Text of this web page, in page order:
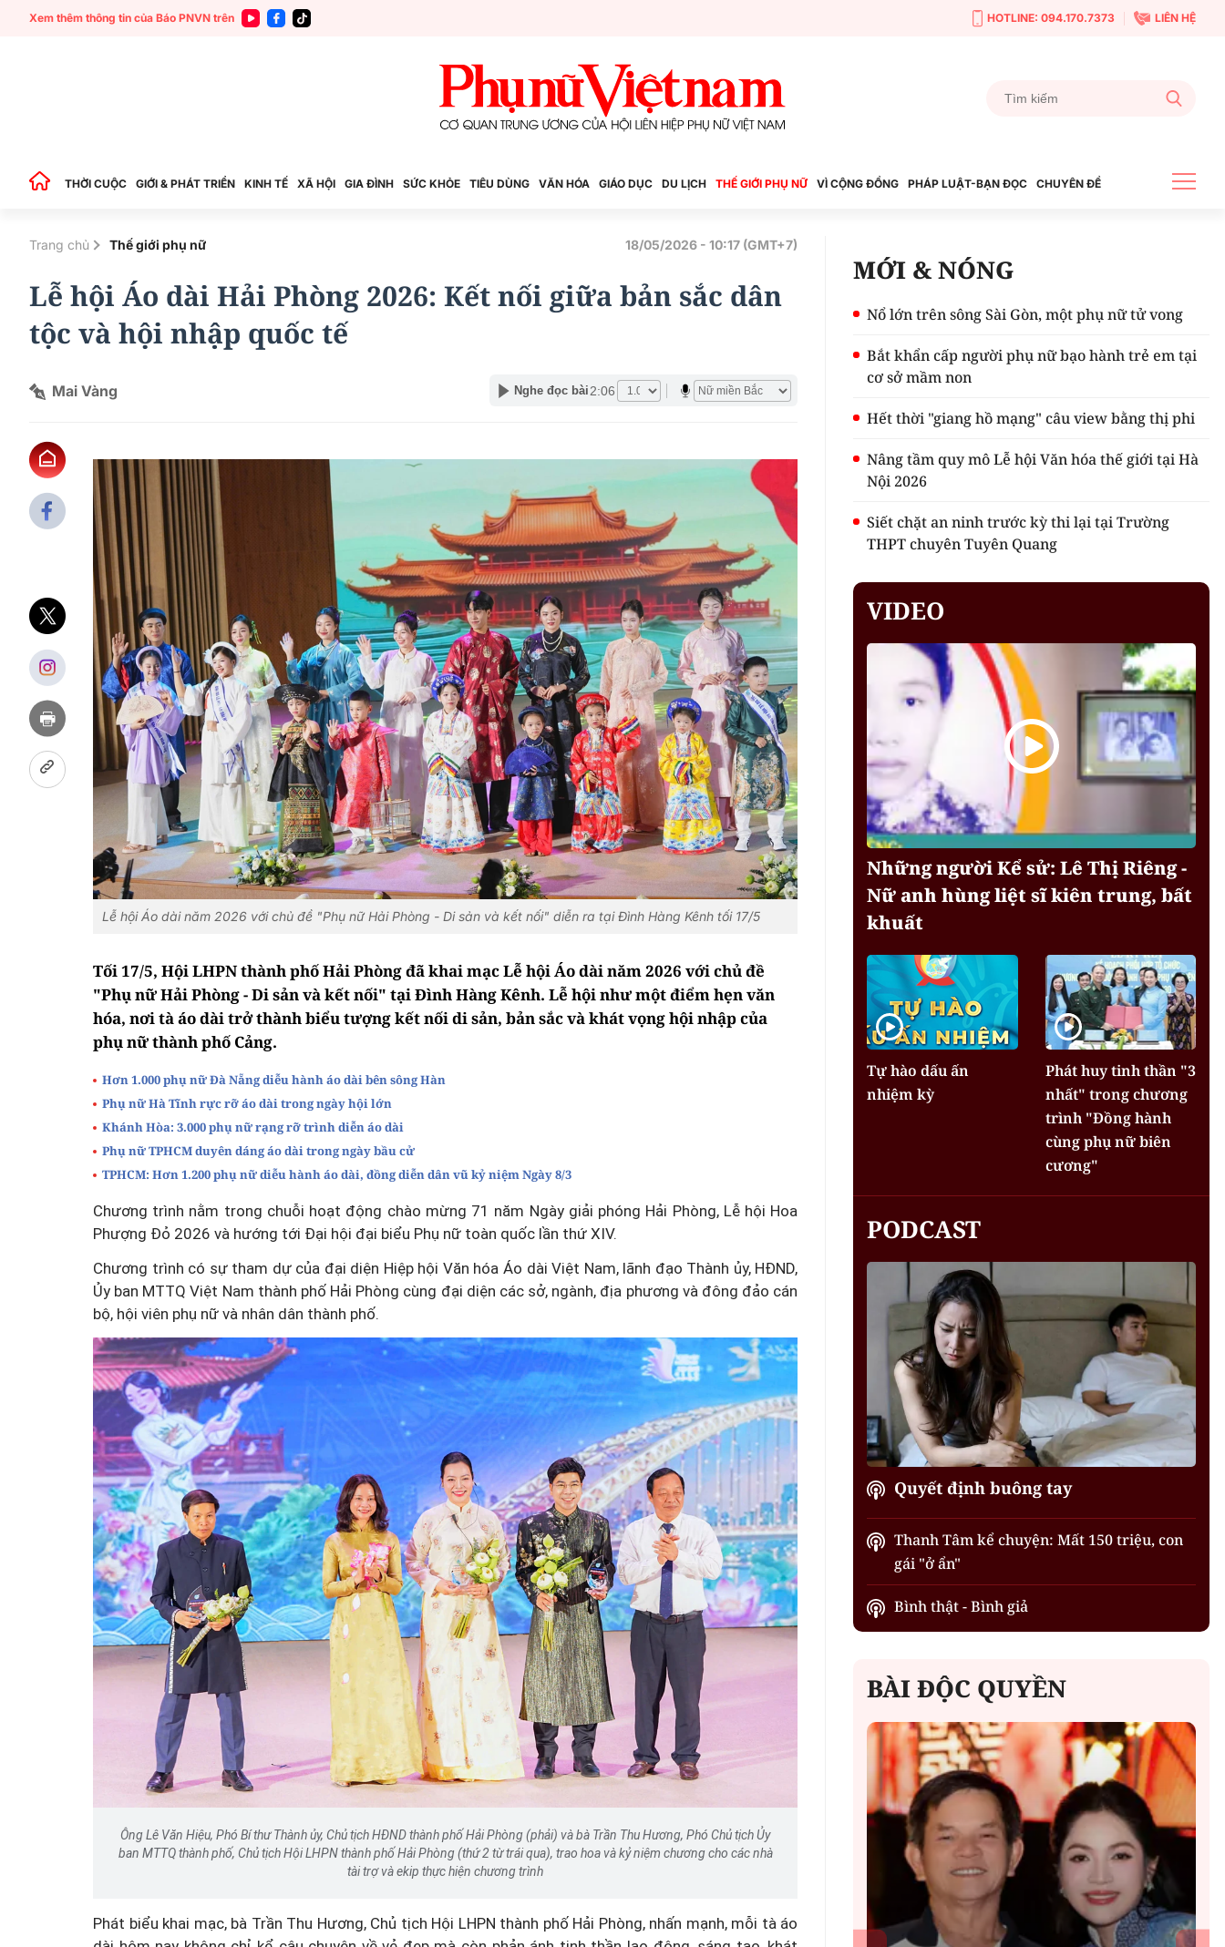
Xem thêm thông tin của Báo PNVN trên HOTLINE: 094.170.7373 LIÊN HỆ
THỜI CUỘC GIỚI & PHÁT TRIỂN KINH TẾ XÃ HỘI GIA ĐÌNH SỨC KHỎE TIÊU DÙNG VĂN HÓA GIÁO DỤC DU LỊCH THẾ GIỚI PHỤ NỮ VÌ CỘNG ĐỒNG PHÁP LUẬT-BẠN ĐỌC CHUYÊN ĐỀ
Trang chủ Thế giới phụ nữ 18/05/2026 - 10:17 (GMT+7)
Lễ hội Áo dài Hải Phòng 2026: Kết nối giữa bản sắc dân
tộc và hội nhập quốc tế
Mai Vàng Nghe đọc bài 2:06
Lễ hội Áo dài năm 2026 với chủ đề "Phụ nữ Hải Phòng - Di sản và kết nối" diễn ra tại Đình Hàng Kênh tối 17/5
Tối 17/5, Hội LHPN thành phố Hải Phòng đã khai mạc Lễ hội Áo dài năm 2026 với chủ đề
"Phụ nữ Hải Phòng - Di sản và kết nối" tại Đình Hàng Kênh. Lễ hội như một điểm hẹn văn
hóa, nơi tà áo dài trở thành biểu tượng kết nối di sản, bản sắc và khát vọng hội nhập của
phụ nữ thành phố Cảng.
Hơn 1.000 phụ nữ Đà Nẵng diễu hành áo dài bên sông Hàn
Phụ nữ Hà Tĩnh rực rỡ áo dài trong ngày hội lớn
Khánh Hòa: 3.000 phụ nữ rạng rỡ trình diễn áo dài
Phụ nữ TPHCM duyên dáng áo dài trong ngày bầu cử
TPHCM: Hơn 1.200 phụ nữ diễu hành áo dài, đồng diễn dân vũ kỷ niệm Ngày 8/3
Chương trình nằm trong chuỗi hoạt động chào mừng 71 năm Ngày giải phóng Hải Phòng, Lễ hội Hoa
Phượng Đỏ 2026 và hướng tới Đại hội đại biểu Phụ nữ toàn quốc lần thứ XIV.
Chương trình có sự tham dự của đại diện Hiệp hội Văn hóa Áo dài Việt Nam, lãnh đạo Thành ủy, HĐND,
Ủy ban MTTQ Việt Nam thành phố Hải Phòng cùng đại diện các sở, ngành, địa phương và đông đảo cán
bộ, hội viên phụ nữ và nhân dân thành phố.
Ông Lê Văn Hiệu, Phó Bí thư Thành ủy, Chủ tịch HĐND thành phố Hải Phòng (phải) và bà Trần Thu Hương, Phó Chủ tịch Ủy
ban MTTQ thành phố, Chủ tịch Hội LHPN thành phố Hải Phòng (thứ 2 từ trái qua), trao hoa và kỷ niệm chương cho các nhà
tài trợ và ekip thực hiện chương trình
Phát biểu khai mạc, bà Trần Thu Hương, Chủ tịch Hội LHPN thành phố Hải Phòng, nhấn mạnh, mỗi tà áo
MỚI & NÓNG
Nổ lớn trên sông Sài Gòn, một phụ nữ tử vong
Bắt khẩn cấp người phụ nữ bạo hành trẻ em tại
cơ sở mầm non
Hết thời "giang hồ mạng" câu view bằng thị phi
Nâng tầm quy mô Lễ hội Văn hóa thế giới tại Hà
Nội 2026
Siết chặt an ninh trước kỳ thi lại tại Trường
THPT chuyên Tuyên Quang
VIDEO
Những người Kể sử: Lê Thị Riêng -
Nữ anh hùng liệt sĩ kiên trung, bất
khuất
Tự hào dấu ấn
nhiệm kỳ
Phát huy tinh thần "3
nhất" trong chương
trình "Đồng hành
cùng phụ nữ biên
cương"
PODCAST
Quyết định buông tay
Thanh Tâm kể chuyện: Mất 150 triệu, con
gái "ở ẩn"
Bình thật - Bình giả
BÀI ĐỘC QUYỀN